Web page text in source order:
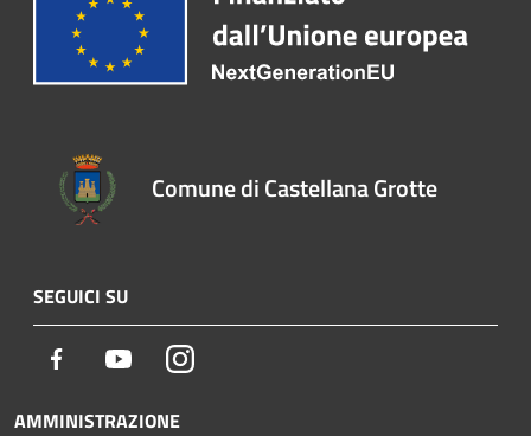
Comune di Castellana Grotte
SEGUICI SU
Facebook YoutubeInstagram
AMMINISTRAZIONE